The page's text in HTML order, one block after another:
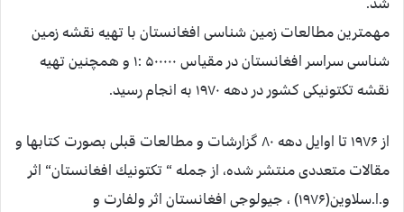
مهمترین مطالعات زمین شناسی افغانستان با تهیه نقشه زمین
شناسی سراسر افغانستان در مقیاس ۵۰۰۰۰۰ :۱ و همچنین تهیه
نقشه تكتونیكی كشور در دهه ۱۹۷۰ به انجام رسید.
از ۱۹۷۶ تا اوایل دهه ۸۰ گزارشات و مطالعات قبلی بصورت كتابها و
مقالات متعددی منتشر شده، از جمله “ تكتونیك افغانستان“ اثر
و.ا.سلاوین(۱۹۷۶) ، جیولوجی افغانستان اثر ولفارت و